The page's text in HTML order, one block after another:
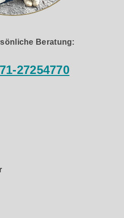
Beratung:
27254770